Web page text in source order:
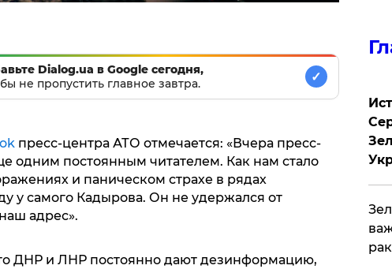
Dialog.ua в Google сегодня,
не пропустить главное завтра.
✓
пресс-центра АТО отмечается: «Вчера пресс-
одним постоянным читателем. Как нам стало
и паническом страхе в рядах
у самого Кадырова. Он не удержался от
адрес».
ДНР и ЛНР постоянно дают дезинформацию,